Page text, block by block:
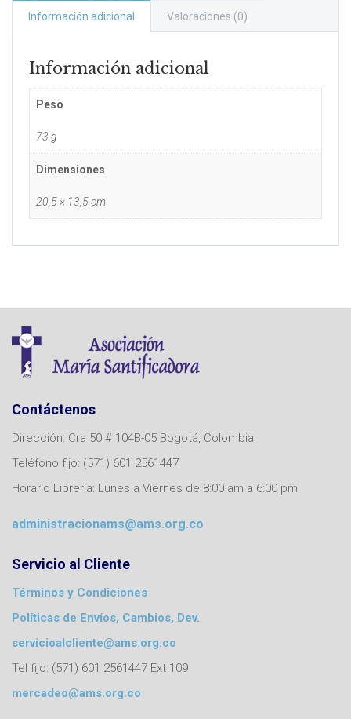
Información adicional Valoraciones (0)
Información adicional
Peso
73 g
Dimensiones
20,5 × 13,5 cm
Contáctenos
Dirección: Cra 50 # 104B-05 Bogotá, Colombia
Teléfono fijo: (571) 601 2561447
Horario Librería: Lunes a Viernes de 8:00 am a 6:00 pm
administracionams@ams.org.co
Servicio al Cliente
Términos y Condiciones
Políticas de Envíos, Cambios, Dev.
servicioalcliente@ams.org.co
Tel fijo: (571) 601 2561447 Ext 109
mercadeo@ams.org.co